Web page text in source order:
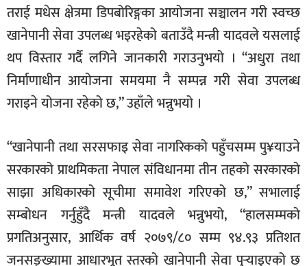
तराई मधेस क्षेत्रमा डिपबोरिङ्गका आयोजना सञ्चालन गरी स्वच्छ
खानेपानी सेवा उपलब्ध भइरहेको बताउँदै मन्त्री यादवले यसलाई
थप विस्तार गर्दै लगिने जानकारी गराउनुभयो । “अधुरा तथा
निर्माणाधीन आयोजना समयमा नै सम्पन्न गरी सेवा उपलब्ध
गराइने योजना रहेको छ,” उहाँले भन्नुभयो ।
“खानेपानी तथा सरसफाइ सेवा नागरिकको पहुँचसम्म पु¥याउने
सरकारको प्राथमिकता नेपाल संविधानमा तीन तहको सरकारको
साझा अधिकारको सूचीमा समावेश गरिएको छ,” सभालाई
सम्बोधन गर्नुहुँदै मन्त्री यादवले भन्नुभयो, “हालसम्मको
प्रगतिअनुसार, आर्थिक वर्ष २०७९/८० सम्म ९४.९३ प्रतिशत
जनसङ्ख्यामा आधारभूत स्तरको खानेपानी सेवा पुर्‍याइएको छ